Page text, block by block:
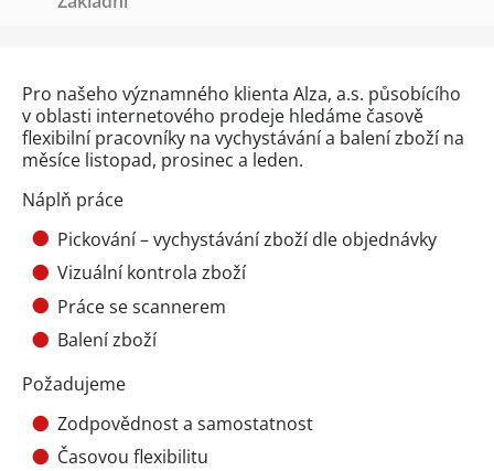
Pro našeho významného klienta Alza, a.s. působícího
v oblasti internetového prodeje hledáme časově
flexibilní pracovníky na vychystávání a balení zboží na
měsíce listopad, prosinec a leden.
Náplň práce
Pickování – vychystávání zboží dle objednávky
Vizuální kontrola zboží
Práce se scannerem
Balení zboží
Požadujeme
Zodpovědnost a samostatnost
Časovou flexibilitu